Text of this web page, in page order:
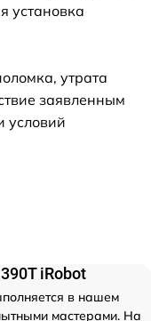
установка
утрата
заявленным
условий
iRobot
в нашем
мастерами. На